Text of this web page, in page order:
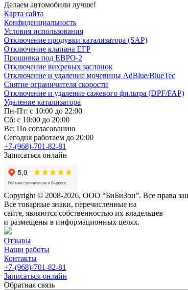
Делаем автомобили лучше!
Карта сайта
Конфиденциальность
Условия использования
Отключение продувки катализатора (SAP)
Отключение клапана ЕГР
Прошивка под ЕВРО-2
Отключение вихревых заслонок
Отключение и удаление мочевины AdBlue/BlueTec
Снятие ограничителя скорости
Отключение и удаление сажевого фильтра (DPF/FAP)
Удаление катализатора
Пн-Пт: с 10:00 до 22:00
Сб: с 10:00 до 20:00
Вс: По согласованию
Сегодня работаем до 20:00
+7-(968)-701-82-81
Записаться онлайн
Copyright © 2008-2026, ООО “БиБиЗон”. Все права
Все товарные знаки, перечисленные на
сайте, являются собственностью их владельцев
и размещены в информационных целях.
Отзывы
Наши работы
Контакты
+7-(968)-701-82-81
Записаться онлайн
Обратная связь